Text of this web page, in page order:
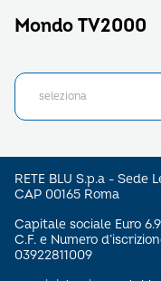
Mondo TV2000
RETE BLU S.p.a - Sede
CAP 00165 Roma
Capitale sociale Euro
C.F. e Numero
03922811009